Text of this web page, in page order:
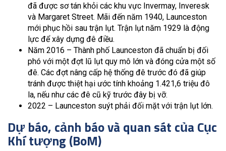
đã được sơ tán khỏi các khu vực Invermay, Inveresk
và Margaret Street. Mãi đến năm 1940, Launceston
mới phục hồi sau trận lụt. Trận lụt năm 1929 là động
lực để xây dựng đê điều.
Năm 2016 – Thành phố Launceston đã chuẩn bị đối
phó với một đợt lũ lụt quy mô lớn và đóng cửa một số
đê. Các đợt nâng cấp hệ thống đê trước đó đã giúp
tránh được thiệt hại ước tính khoảng 1.421,6 triệu đô
la, nếu như các đê cũ kỹ trước đây bị vỡ.
2022 – Launceston suýt phải đối mặt với trận lụt lớn.
Dự báo, cảnh báo và quan sát của Cục
Khí tượng (BoM)